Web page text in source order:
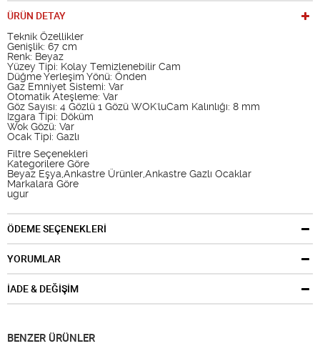
ÜRÜN DETAY
Teknik Özellikler
Genişlik: 67 cm
Renk: Beyaz
Yüzey Tipi: Kolay Temizlenebilir Cam
Düğme Yerleşim Yönü: Önden
Gaz Emniyet Sistemi: Var
Otomatik Ateşleme: Var
Göz Sayısı: 4 Gözlü 1 Gözü WOK'luCam Kalınlığı: 8 mm
Izgara Tipi: Döküm
Wok Gözü: Var
Ocak Tipi: Gazlı
Filtre Seçenekleri
Kategorilere Göre
Beyaz Eşya,Ankastre Ürünler,Ankastre Gazlı Ocaklar
Markalara Göre
ugur
ÖDEME SEÇENEKLERİ
YORUMLAR
İADE & DEĞİŞİM
BENZER ÜRÜNLER